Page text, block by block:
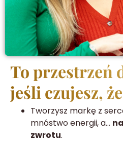
To przestrzeń
jeśli czujesz,
Tworzysz markę z
mnóstwo energii, a…
zwrotu.